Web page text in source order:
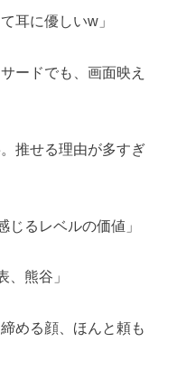
耳に優しいw」
ードでも、画面映え
推せる理由が多すぎ
じるレベルの価値」
、熊谷」
める顔、ほんと頼も